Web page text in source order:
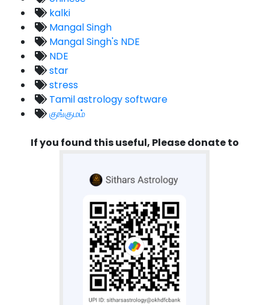
kalki
Mangal Singh
Mangal Singh's NDE
NDE
star
stress
Tamil astrology software
குங்குமம்
If you found this useful, Please donate to